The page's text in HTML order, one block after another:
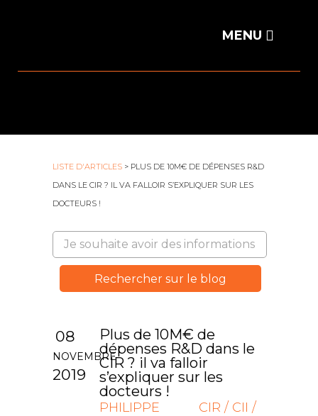
LISTE D'ARTICLES > PLUS DE 10M€ DE DÉPENSES R&D
DANS LE CIR ? IL VA FALLOIR S’EXPLIQUER SUR LES
DOCTEURS !
08
NOVEMBRE
2019
Plus de 10M€ de
dépenses R&D dans le
CIR ? il va falloir
s’expliquer sur les
docteurs !
PHILIPPE
CIR / CII /